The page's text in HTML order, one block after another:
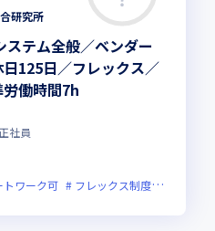
研究所
ステム全般／ベンダー
125日／フレックス／
働時間7h
正社員
トワーク可 フレックス制度あり